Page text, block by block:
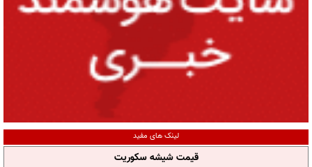
لینک های مفید
قیمت شیشه سکوریت